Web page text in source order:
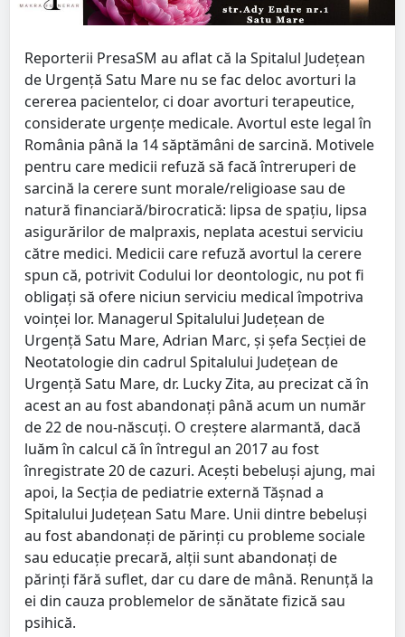
Reporterii PresaSM au aflat că la Spitalul Județean
de Urgență Satu Mare nu se fac deloc avorturi la
cererea pacientelor, ci doar avorturi terapeutice,
considerate urgențe medicale. Avortul este legal în
România până la 14 săptămâni de sarcină. Motivele
pentru care medicii refuză să facă întreruperi de
sarcină la cerere sunt morale/religioase sau de
natură financiară/birocratică: lipsa de spațiu, lipsa
asigurărilor de malpraxis, neplata acestui serviciu
către medici. Medicii care refuză avortul la cerere
spun că, potrivit Codului lor deontologic, nu pot fi
obligați să ofere niciun serviciu medical împotriva
voinței lor. Managerul Spitalului Județean de
Urgență Satu Mare, Adrian Marc, și șefa Secției de
Neotatologie din cadrul Spitalului Județean de
Urgență Satu Mare, dr. Lucky Zita, au precizat că în
acest an au fost abandonați până acum un număr
de 22 de nou-născuți. O creștere alarmantă, dacă
luăm în calcul că în întregul an 2017 au fost
înregistrate 20 de cazuri. Acești bebeluși ajung, mai
apoi, la Secția de pediatrie externă Tășnad a
Spitalului Județean Satu Mare. Unii dintre bebeluși
au fost abandonați de părinți cu probleme sociale
sau educație precară, alții sunt abandonați de
părinți fără suflet, dar cu dare de mână. Renunță la
ei din cauza problemelor de sănătate fizică sau
psihică.